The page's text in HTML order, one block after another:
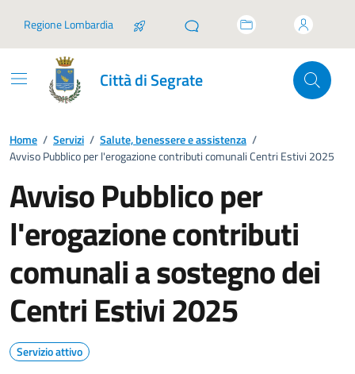
Regione Lombardia
Città di Segrate
Home / Servizi / Salute, benessere e assistenza /
Avviso Pubblico per l'erogazione contributi comunali Centri Estivi 2025
Avviso Pubblico per
l'erogazione contributi
comunali a sostegno dei
Centri Estivi 2025
Servizio attivo